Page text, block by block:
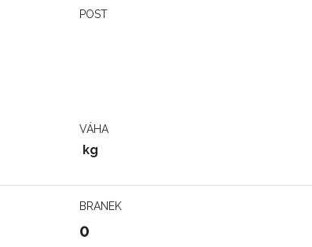
POST
VÁHA
kg
BRANEK
0